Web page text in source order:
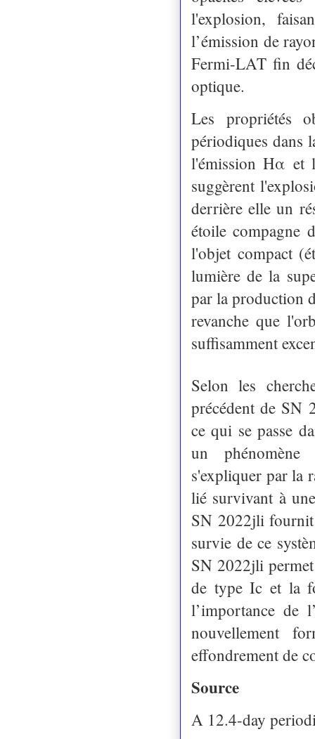
l'explosion,
l’émission de
Fermi-LAT fin
optique.
Les propriétés
périodiques dans
l'émission Hα et
suggèrent
derrière elle un
étoile compagne
l'objet compact
lumière de la
par la production
revanche que
suffisamment
Selon les
précédent de SN
ce qui se passe
un
s'expliquer par la
lié survivant à
SN 2022jli fournit
survie de ce
SN 2022jli
de type Ic et la
l’importance de
nouvellement
effondrement de
Source
A 12.4-day